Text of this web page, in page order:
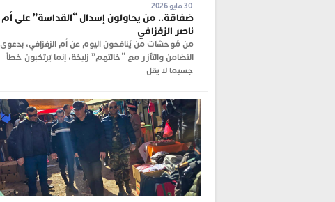
صَفاقة.. من يحاولون إسدال “القداسة” على أم
ناصر الزفزافي
من مُوحشات من يُنافحون اليوم عن أم الزفزافي، بدعوى
التضامن والتآزر مع “خالتهم” زليخة، إنما يَرتكبون خطأ
جسيما لا يقل